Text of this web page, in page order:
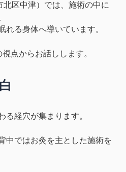
北区中津）では、施術の中に
れる身体へ導いています。
視点からお話しします。
る経穴が集まります。
中ではお灸を主とした施術を